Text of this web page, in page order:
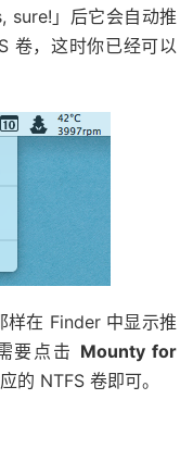
sure!」后它会自动推
卷，这时你已经可以
样在 Finder 中显示推
要点击 Mounty for
的 NTFS 卷即可。